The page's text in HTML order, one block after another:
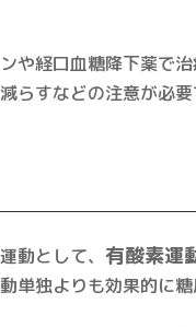
や経口血糖降下薬で
らすなどの注意が必要
動として、 有酸素運
単独よりも効果的に